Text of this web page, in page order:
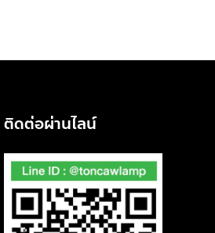
ติดต่อผ่านไลน์